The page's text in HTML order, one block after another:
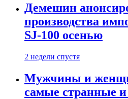
Демешин
производства
SJ-100 осенью
2 недели спустя
Мужчины и
самые странные